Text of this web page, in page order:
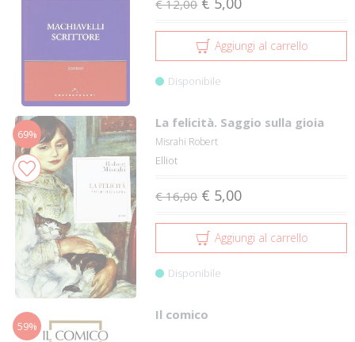
€ 12,00
Aggiungi al carrello
Disponibile
69%
La felicità. Saggio sulla gioia
Misrahi Robert
Elliot
€ 16,00 € 5,00
Aggiungi al carrello
Disponibile
59%
Il comico